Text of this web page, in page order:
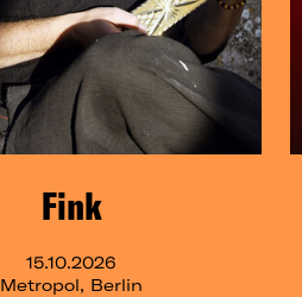
Fink
15.10.2026
Metropol, Berlin